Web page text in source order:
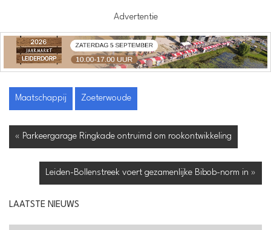
Advertentie
Maatschappij Zoeterwoude
« Parkeergarage Ringkade ontruimd om rookontwikkeling
Leiden-Bollenstreek voert gezamenlijke Bibob-norm in »
LAATSTE NIEUWS